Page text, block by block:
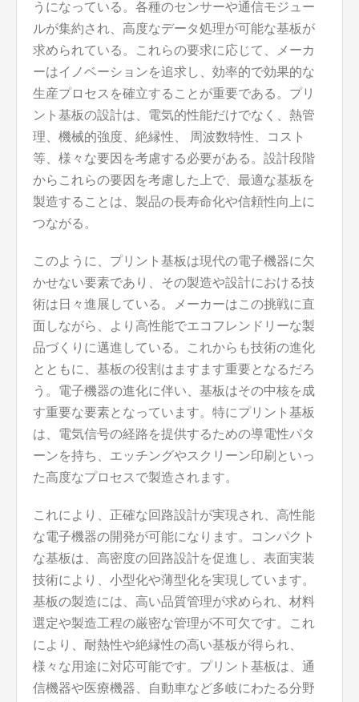
うになっている。各種のセンサーや通信モジュー
ルが集約され、高度なデータ処理が可能な基板が
求められている。これらの要求に応じて、メーカ
ーはイノベーションを追求し、効率的で効果的な
生産プロセスを確立することが重要である。プリ
ント基板の設計は、電気的性能だけでなく、熱管
理、機械的強度、絶縁性、 周波数特性、コスト
等、様々な要因を考慮する必要がある。設計段階
からこれらの要因を考慮した上で、最適な基板を
製造することは、製品の長寿命化や信頼性向上に
つながる。
このように、プリント基板は現代の電子機器に欠
かせない要素であり、その製造や設計における技
術は日々進展している。メーカーはこの挑戦に直
面しながら、より高性能でエコフレンドリーな製
品づくりに邁進している。これからも技術の進化
とともに、基板の役割はますます重要となるだろ
う。電子機器の進化に伴い、基板はその中核を成
す重要な要素となっています。特にプリント基板
は、電気信号の経路を提供するための導電性パタ
ーンを持ち、エッチングやスクリーン印刷といっ
た高度なプロセスで製造されます。
これにより、正確な回路設計が実現され、高性能
な電子機器の開発が可能になります。コンパクト
な基板は、高密度の回路設計を促進し、表面実装
技術により、小型化や薄型化を実現しています。
基板の製造には、高い品質管理が求められ、材料
選定や製造工程の厳密な管理が不可欠です。これ
により、耐熱性や絶縁性の高い基板が得られ、
様々な用途に対応可能です。プリント基板は、通
信機器や医療機器、自動車など多岐にわたる分野